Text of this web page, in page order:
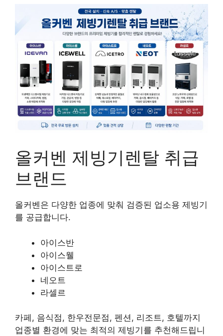
올커벤 제빙기렌탈 취급
브랜드
올커벤은 다양한 업종에 맞춰 검증된 업소용 제빙기
를 공급합니다.
아이스반
아이스웰
아이스트로
네오트
라셀르
카페, 음식점, 한우전문점, 펜션, 리조트, 호텔까지
업종별 환경에 맞는 최적의 제빙기를 추천해드립니